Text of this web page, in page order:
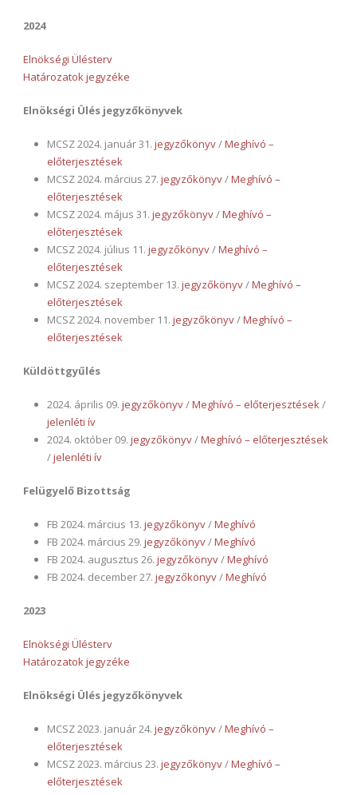
2024
Elnökségi Ülésterv
Határozatok jegyzéke
Elnökségi Ülés jegyzőkönyvek
MCSZ 2024. január 31. jegyzőkönyv/Meghívó –
előterjesztések
MCSZ 2024. március 27. jegyzőkönyv/Meghívó –
előterjesztések
MCSZ 2024. május 31. jegyzőkönyv/Meghívó –
előterjesztések
MCSZ 2024. július 11. jegyzőkönyv/Meghívó –
előterjesztések
MCSZ 2024. szeptember 13. jegyzőkönyv/Meghívó –
előterjesztések
MCSZ 2024. november 11. jegyzőkönyv/Meghívó –
előterjesztések
Küldöttgyűlés
2024. április 09. jegyzőkönyv/Meghívó – előterjesztések/
jelenléti ív
2024. október 09. jegyzőkönyv/Meghívó – előterjesztések
/jelenléti ív
Felügyelő Bizottság
FB 2024. március 13. jegyzőkönyv/Meghívó
FB 2024. március 29. jegyzőkönyv/Meghívó
FB 2024. augusztus 26. jegyzőkönyv/Meghívó
FB 2024. december 27. jegyzőkönyv/Meghívó
2023
Elnökségi Ülésterv
Határozatok jegyzéke
Elnökségi Ülés jegyzőkönyvek
MCSZ 2023. január 24. jegyzőkönyv/Meghívó –
előterjesztések
MCSZ 2023. március 23. jegyzőkönyv/Meghívó –
előterjesztések